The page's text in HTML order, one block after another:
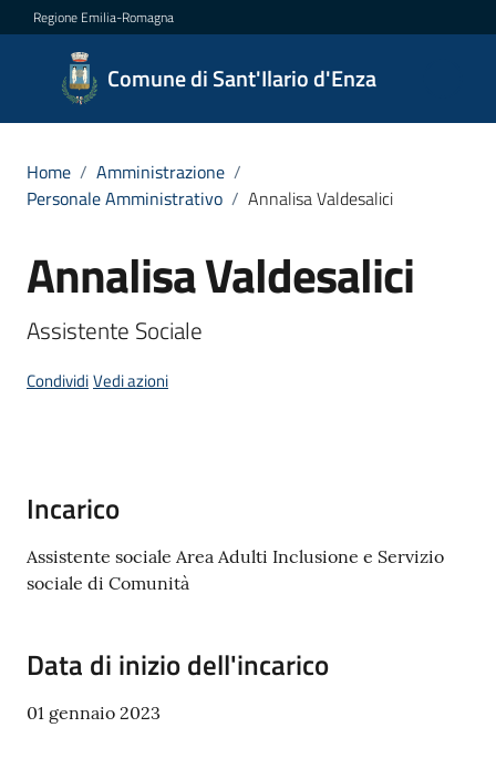
Vai al contenuto
Vai alla navigazione
Vai al footer
Regione Emilia-Romagna
Comune di Sant'Ilario d'Enza
Comune
di
d'Enza
Amministrazione
Menu selezionato
Novità
Servizi
d'Enza
Appuntamento
Home / Amministrazione /
Personale Amministrativo / Annalisa Valdesalici
Salta al contenuto
Annalisa Valdesalici
Assistente Sociale
CondividiVedi azioni
Incarico
Assistente sociale Area Adulti Inclusione e Servizio
sociale di Comunità
Data di inizio dell'incarico
01 gennaio 2023